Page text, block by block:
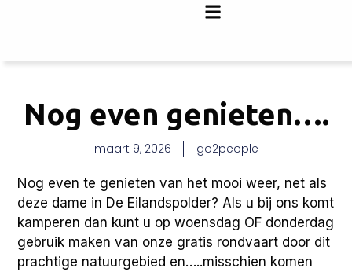
Nog even genieten….
maart 9, 2026 go2people
Nog even te genieten van het mooi weer, net als
deze dame in De Eilandspolder? Als u bij ons komt
kamperen dan kunt u op woensdag OF donderdag
gebruik maken van onze gratis rondvaart door dit
prachtige natuurgebied en…..misschien komen